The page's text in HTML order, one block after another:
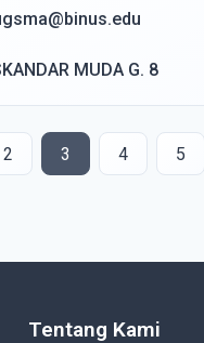
MUDA G. 8
2 3 4 5
Tentang Kami